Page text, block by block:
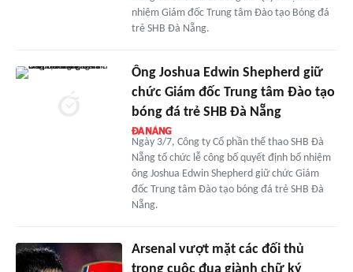
nhiệm Giám đốc Trung tâm Đào tạo Bóng đá
trẻ SHB Đà Nẵng.
Ông Joshua Edwin Shepherd giữ
chức Giám đốc Trung tâm Đào tạo
bóng đá trẻ SHB Đà Nẵng
Ngày 3/7, Công ty Cổ phần thể thao SHB Đà
Nẵng tổ chức lễ công bố quyết định bổ nhiệm
ông Joshua Edwin Shepherd giữ chức Giám
đốc Trung tâm Đào tạo bóng đá trẻ SHB Đà
Nẵng.
Arsenal vượt mặt các đối thủ